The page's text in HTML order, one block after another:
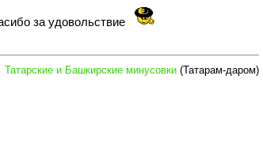
за удовольствие
Татарские и Башкирские минусовки (Татарам-даром)